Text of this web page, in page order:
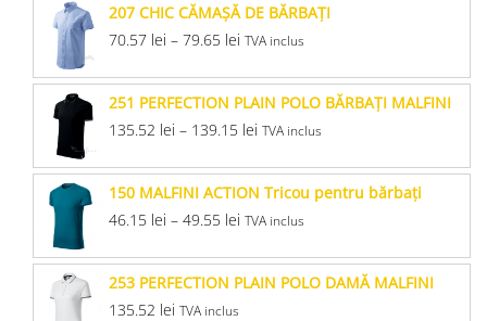
207 CHIC CĂMAŞĂ DE BĂRBAŢI
70.57 lei – 79.65 lei TVA inclus
251 PERFECTION PLAIN POLO BĂRBAŢI MALFINI
135.52 lei – 139.15 lei TVA inclus
150 MALFINI ACTION Tricou pentru bărbaţi
46.15 lei – 49.55 lei TVA inclus
253 PERFECTION PLAIN POLO DAMĂ MALFINI
135.52 lei TVA inclus